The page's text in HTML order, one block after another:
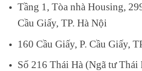
Tầng 1, Tòa nhà Housing,
Cầu Giấy, TP. Hà Nội
160 Cầu Giấy, P. Cầu Giấy,
Số 216 Thái Hà (Ngã tư Thái